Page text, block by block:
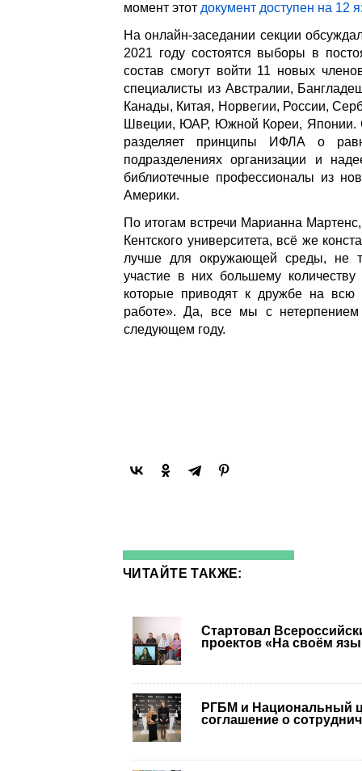
момент этот документ доступен на 12
На онлайн-заседании секции
2021 году состоятся выборы в
состав смогут войти 11 новых
специалисты из Австралии,
Канады, Китая, Норвегии, России,
Швеции, ЮАР, Южной Кореи, Японии.
разделяет принципы ИФЛА о
подразделениях организации и
библиотечные профессионалы из
Америки.
По итогам встречи Марианна
Кентского университета, всё же
лучше для окружающей среды, не
участие в них большему
которые приводят к дружбе на
работе». Да, все мы с
следующем году.
ЧИТАЙТЕ ТАКЖЕ:
Стартовал
проектов «На своём
РГБМ и Национальный
соглашение о